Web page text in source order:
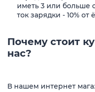
иметь 3 или больше
ток зарядки - 10% от
Почему стоит
нас?
В нашем интернет